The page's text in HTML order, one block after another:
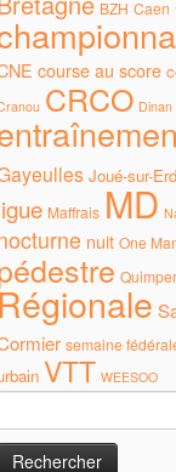
BZH Caen
course au score
CRCO Dinan
Joué-sur-
Maffrais MD
nuit One
semaine
VTT WEESOO